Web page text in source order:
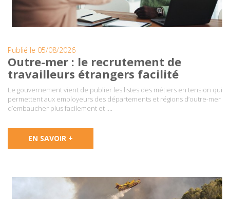
Publié le 05/08/2026
Outre-mer : le recrutement de
travailleurs étrangers facilité
Le gouvernement vient de publier les listes des métiers en tension qui
permettent aux employeurs des départements et régions d’outre-mer
d’embaucher plus facilement et ….
EN SAVOIR +